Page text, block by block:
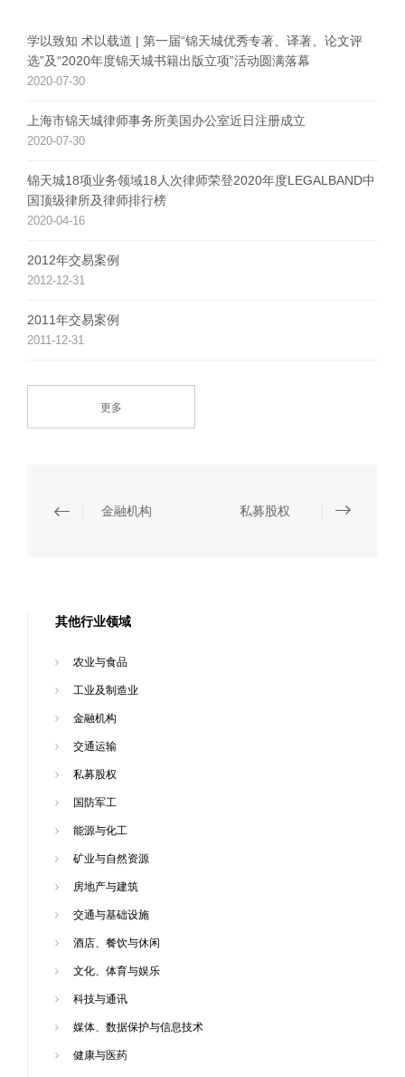
学以致知 术以载道 | 第一届“锦天城优秀专著、译著、论文评
选”及“2020年度锦天城书籍出版立项”活动圆满落幕
2020-07-30
上海市锦天城律师事务所美国办公室近日注册成立
2020-07-30
锦天城18项业务领域18人次律师荣登2020年度LEGALBAND中
国顶级律所及律师排行榜
2020-04-16
2012年交易案例
2012-12-31
2011年交易案例
2011-12-31
更多
金融机构 私募股权
其他行业领域
农业与食品
工业及制造业
金融机构
交通运输
私募股权
国防军工
能源与化工
矿业与自然资源
房地产与建筑
交通与基础设施
酒店、餐饮与休闲
文化、体育与娱乐
科技与通讯
媒体、数据保护与信息技术
健康与医药